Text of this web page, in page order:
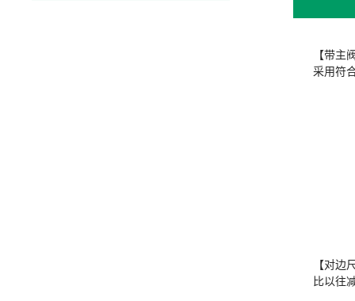
【带主
采用符
【对边
比以往